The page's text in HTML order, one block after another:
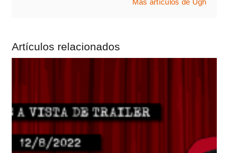
Artículos relacionados